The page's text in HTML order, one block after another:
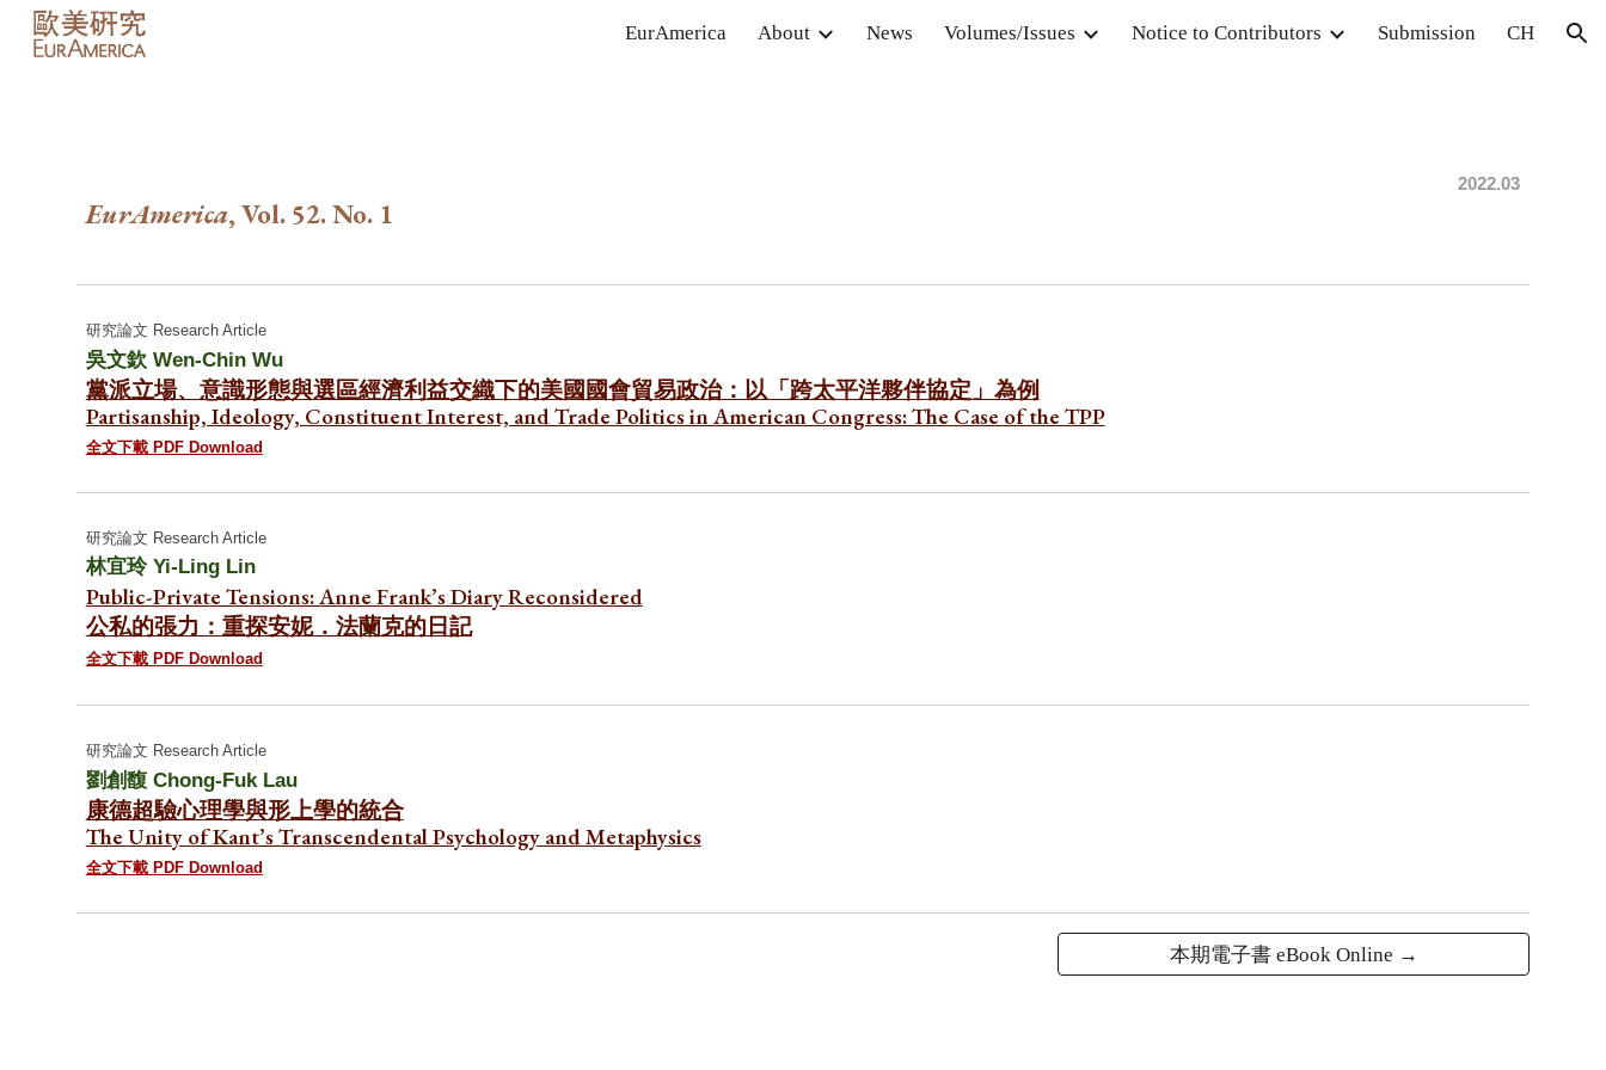
Skip to main content Skip to navigation
EurAmerica About News Volumes/Issues Notice to Contributors Submission CH
2022.03
EurAmerica, Vol. 52. No. 1
研究論文 Research Article
吳文欽 Wen-Chin Wu
黨派立場、意識形態與選區經濟利益交織下的美國國會貿易政治：以「跨太平洋夥伴協定」為例
Partisanship, Ideology, Constituent Interest, and Trade Politics in American Congress: The Case of the TPP
全文下載 PDF Download
研究論文 Research Article
林宜玲 Yi-Ling Lin
Public-Private Tensions: Anne Frank’s Diary Reconsidered
公私的張力：重探安妮．法蘭克的日記
全文下載 PDF Download
研究論文 Research Article
劉創馥 Chong-Fuk Lau
康德超驗心理學與形上學的統合
The Unity of Kant’s Transcendental Psychology and Metaphysics
全文下載 PDF Download
本期電子書 eBook Online →